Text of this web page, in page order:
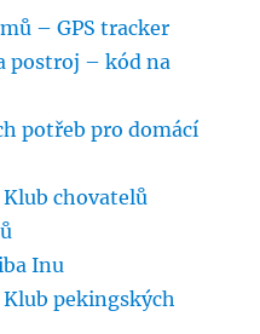
– GPS tracker
postroj – kód na
potřeb pro domácí
chovatelů
Inu
pekingských